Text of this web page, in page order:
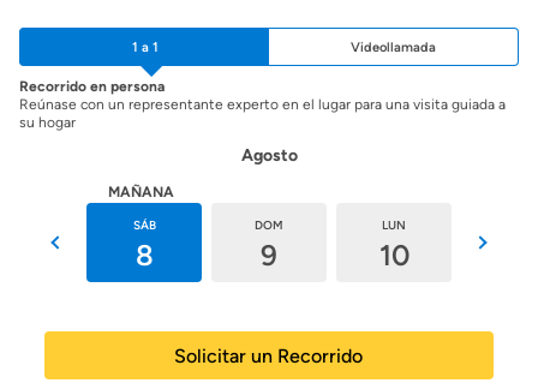
1 a 1 Videollamada
Recorrido en persona
Reúnase con un representante experto en el lugar para una visita guiada a
su hogar
Agosto
MAÑANA
SÁB
8
DOM
9
LUN
10
Solicitar un Recorrido